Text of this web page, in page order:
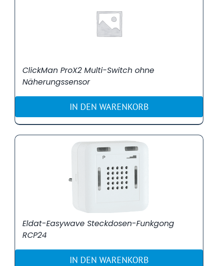
ClickMan ProX2 Multi-Switch ohne
Näherungssensor
IN DEN WARENKORB
Eldat-Easywave Steckdosen-Funkgong
RCP24
IN DEN WARENKORB